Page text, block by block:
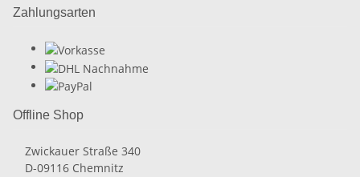
Zahlungsarten
Offline Shop
Zwickauer Straße 340
D-09116 Chemnitz